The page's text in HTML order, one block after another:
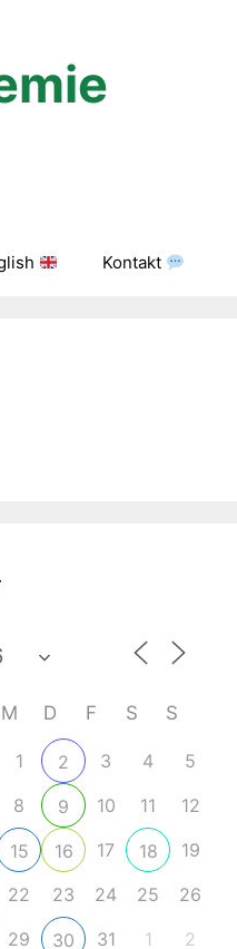
Kontakt
Outlook Live
M D F S S
1 2 3 4 5
8 9 10 11
12
15 16 17 18
19
22 23 24 25
26
29 30 31 1 2